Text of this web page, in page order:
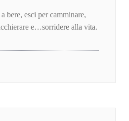
bere, esci per camminare,
e…sorridere alla vita.